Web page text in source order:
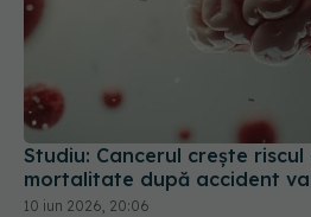
Studiu: Cancerul crește riscul
mortalitate după accident
10 iun 2026, 20:06